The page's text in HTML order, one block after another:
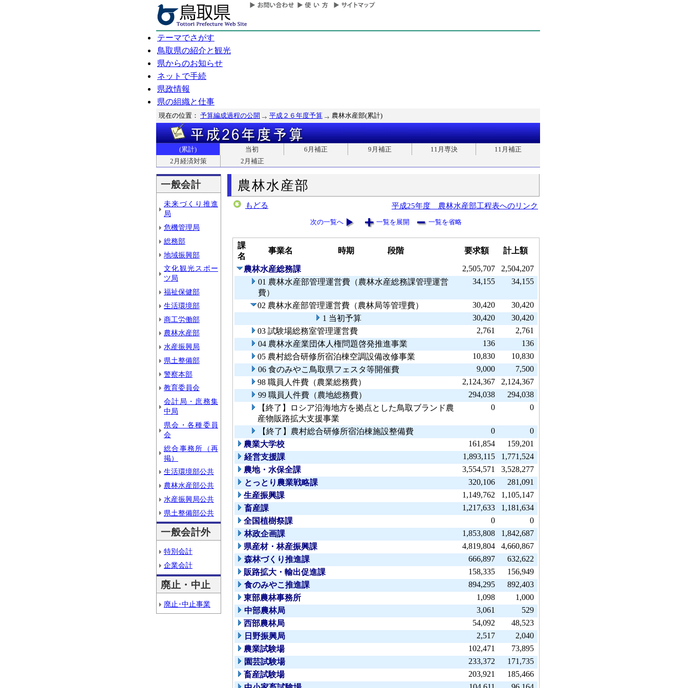
テーマでさがす
鳥取県の紹介と観光
県からのお知らせ
ネットで手続
県政情報
県の組織と仕事
現在の位置： 予算編成過程の公開 平成２６年度予算 農林水産部(累計)
(累計) 当初 6月補正 9月補正 11月専決
11月補正
2月経済対策
2月補正
一般会計
未来づくり推進
局
危機管理局
総務部
地域振興部
文化観光スポー
ツ局
福祉保健部
生活環境部
商工労働部
農林水産部
水産振興局
県土整備部
警察本部
教育委員会
会計局・庶務集
中局
県会・各種委員
会
総合事務所（再
掲）
生活環境部公共
農林水産部公共
水産振興局公共
県土整備部公共
一般会計外
特別会計
企業会計
廃止・中止
廃止･中止事業
農林水産部
もどる 平成25年度 農林水産部工程表へのリンク
次の一覧へ 一覧を展開 一覧を省略
課
名
事業名 時期 段階 要求額 計上額
農林水産総務課 2,505,707
2,504,207
01 農林水産部管理運営費（農林水産総務課管理運営
費）
34,155 34,155
02 農林水産部管理運営費（農林局等管理費） 30,420
30,420
1 当初予算
30,420
30,420
03 試験場総務室管理運営費
2,761
2,761
04 農林水産業団体人権問題啓発推進事業
136
136
05 農村総合研修所宿泊棟空調設備改修事業
10,830
10,830
06 食のみやこ鳥取県フェスタ等開催費
9,000
7,500
98 職員人件費（農業総務費）
2,124,367
2,124,367
99 職員人件費（農地総務費）
294,038
294,038
【終了】ロシア沿海地方を拠点とした鳥取ブランド農
産物販路拡大支援事業
0 0
【終了】農村総合研修所宿泊棟施設整備費 0
0
農業大学校
161,854
159,201
経営支援課
1,893,115
1,771,524
農地・水保全課
3,554,571
3,528,277
とっとり農業戦略課
320,106
281,091
生産振興課
1,149,762
1,105,147
畜産課
1,217,633
1,181,634
全国植樹祭課
0
0
林政企画課
1,853,808
1,842,687
県産材・林産振興課
4,819,804
4,660,867
森林づくり推進課
666,897
632,622
販路拡大・輸出促進課
158,335
156,949
食のみやこ推進課
894,295
892,403
東部農林事務所
1,098
1,000
中部農林局
3,061
529
西部農林局
54,092
48,523
日野振興局
2,517
2,040
農業試験場
102,471
73,895
園芸試験場
233,372
171,735
畜産試験場
203,921
185,466